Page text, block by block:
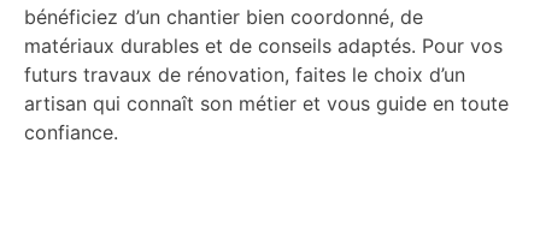
bénéficiez d’un chantier bien coordonné, de
matériaux durables et de conseils adaptés. Pour vos
futurs travaux de rénovation, faites le choix d’un
artisan qui connaît son métier et vous guide en toute
confiance.